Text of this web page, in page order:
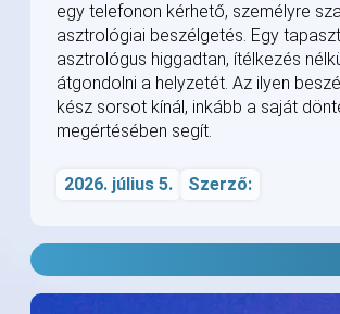
egy telefonon kérhető, személyre
asztrológiai beszélgetés. Egy
asztrológus higgadtan, ítélkezés
átgondolni a helyzetét. Az ilyen
kész sorsot kínál, inkább a saját
megértésében segít.
2026. július 5. Szerző: